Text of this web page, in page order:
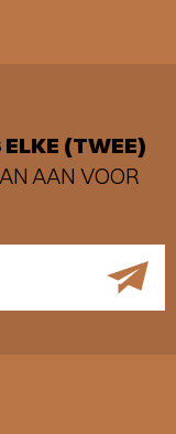
ELKE (TWEE)
AAN VOOR